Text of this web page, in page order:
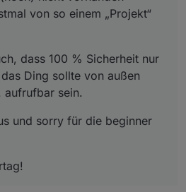
von so einem „Projekt“
dass 100 % Sicherheit nur
Ding sollte von außen
sein.
und sorry für die beginner